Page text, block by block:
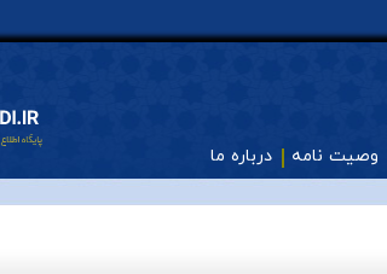
وصیت نامه درباره ما